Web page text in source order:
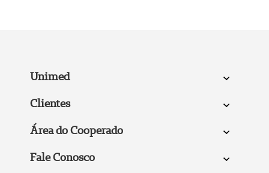
Unimed
Clientes
Área do Cooperado
Fale Conosco